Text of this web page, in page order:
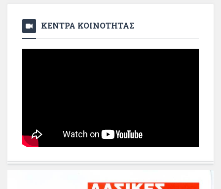
ΚΕΝΤΡΑ ΚΟΙΝΟΤΗΤΑΣ